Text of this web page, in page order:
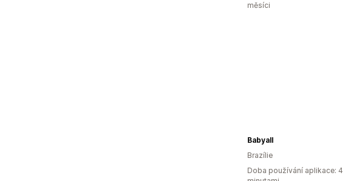
měsíci
Babyall
Brazílie
Doba používání aplikace: 4